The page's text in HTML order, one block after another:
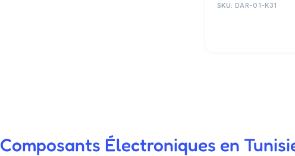
SKU: DAR-01-K31
Composants Électroniques en